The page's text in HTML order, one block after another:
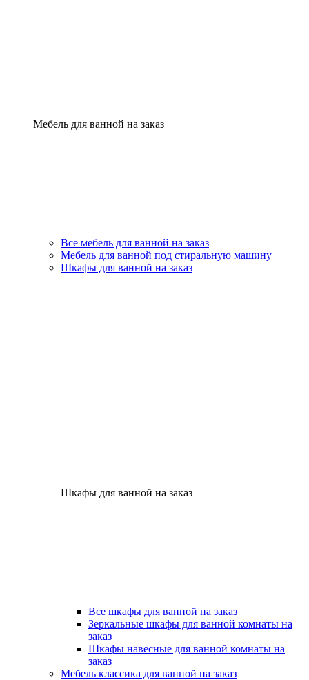
Мебель для ванной на заказ
Все мебель для ванной на заказ
Мебель для ванной под стиральную машину
Шкафы для ванной на заказ
Шкафы для ванной на заказ
Все шкафы для ванной на заказ
Зеркальные шкафы для ванной комнаты на
заказ
Шкафы навесные для ванной комнаты на
заказ
Мебель классика для ванной на заказ